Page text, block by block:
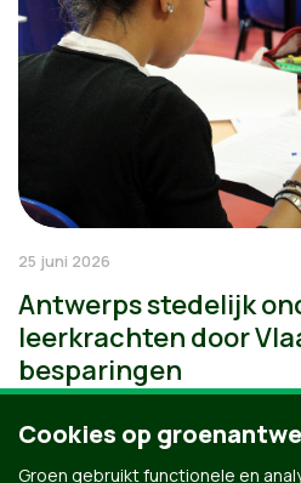
25 juni 2026
Antwerps stedelijk
leerkrachten door
besparingen
Cookies op
Groen gebruikt functionele en